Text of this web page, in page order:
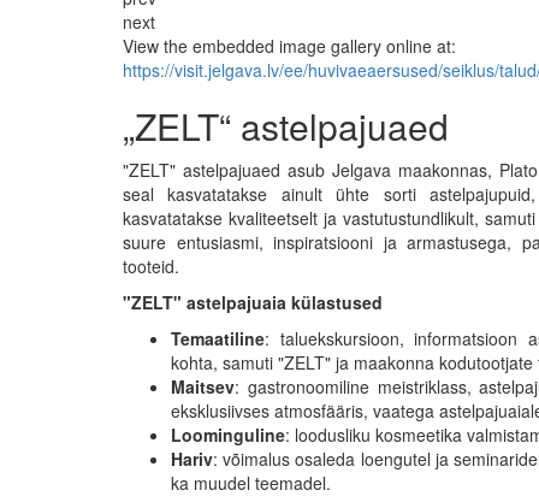
next
View the embedded image gallery online at:
https://visit.jelgava.lv/ee/huvivaeaersused/seiklus/
„ZELT“ astelpajuaed
"ZELT" astelpajuaed asub Jelgava maakonnas,
seal kasvatatakse ainult ühte sorti
kasvatatakse kvaliteetselt ja vastutustundlikult,
suure entusiasmi, inspiratsiooni ja armastusega,
tooteid.
"ZELT" astelpajuaia külastused
Temaatiline: taluekskursioon, informatsioon
kohta, samuti "ZELT" ja maakonna
Maitsev: gastronoomiline meistriklass,
eksklusiivses atmosfääris, vaatega
Loominguline: loodusliku kosmeetika
Hariv: võimalus osaleda loengutel ja
ka muudel teemadel.